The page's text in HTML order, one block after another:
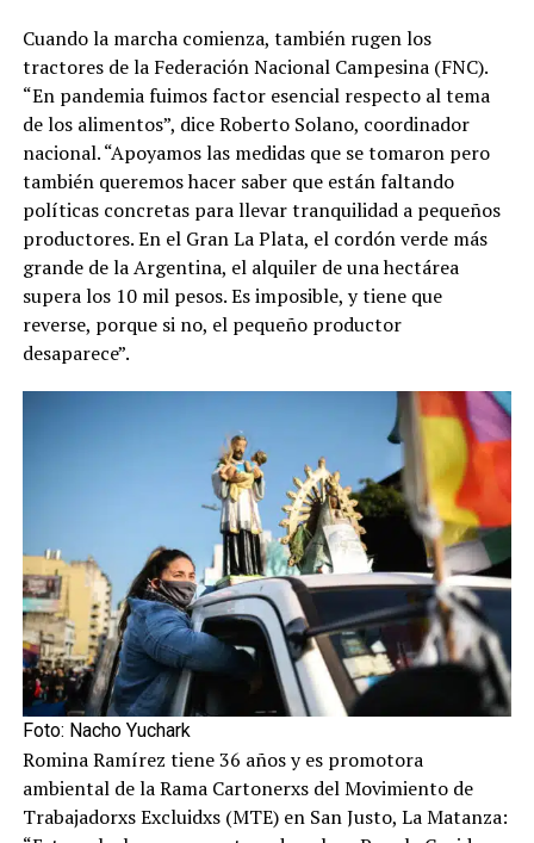
Cuando la marcha comienza, también rugen los
tractores de la Federación Nacional Campesina (FNC).
“En pandemia fuimos factor esencial respecto al tema
de los alimentos”, dice Roberto Solano, coordinador
nacional. “Apoyamos las medidas que se tomaron pero
también queremos hacer saber que están faltando
políticas concretas para llevar tranquilidad a pequeños
productores. En el Gran La Plata, el cordón verde más
grande de la Argentina, el alquiler de una hectárea
supera los 10 mil pesos. Es imposible, y tiene que
reverse, porque si no, el pequeño productor
desaparece”.
Foto: Nacho Yuchark
Romina Ramírez tiene 36 años y es promotora
ambiental de la Rama Cartonerxs del Movimiento de
Trabajadorxs Excluidxs (MTE) en San Justo, La Matanza: